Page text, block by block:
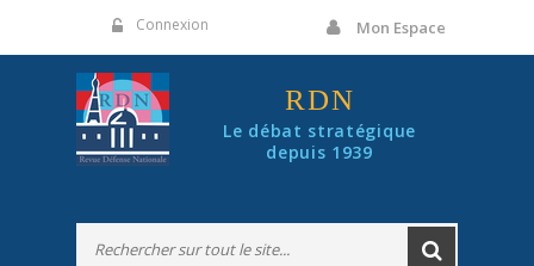
Connexion Mon Espace
RDN
Le débat stratégique
depuis 1939